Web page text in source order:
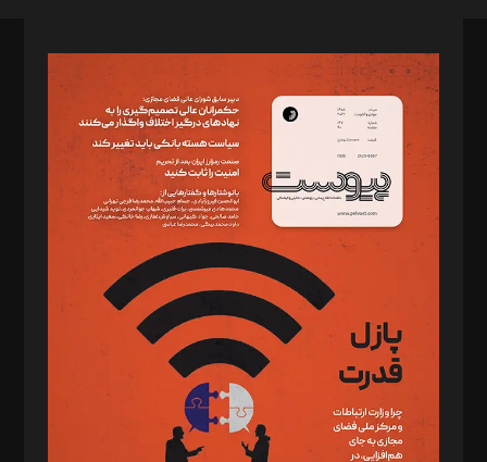
مدیر مسئول: محمدباقر اثنی‌عشری
سردبیر: مهرک محمودی
دبیر تحریریه: میثم قاسمی
د‌بیر ناداستان: سمانه سمیع
د‌بیر خدمت و تجارت: ابوالفضل رجبی
د‌بیر حقوق فناوری: حسام‌الدین ایپکچی
د‌بیر پیوست جهان: مینا پاکدل
د‌بیر تحریریه آنلاین: بابک نقاش
تحریریه‌: مجتبی محمود‌ی، آرش برهمند، یسنا امان‌پور، سروش کرمیان،
مصطفی مسجدی آرانی، ابوالفضل رجبی، زهرا فکرانه، فائزه فتحی
رستمی،مصطفی باستان
ویرایش: نگار استاد‌‌آقا
طراح یونیفرم: مجید توکلی